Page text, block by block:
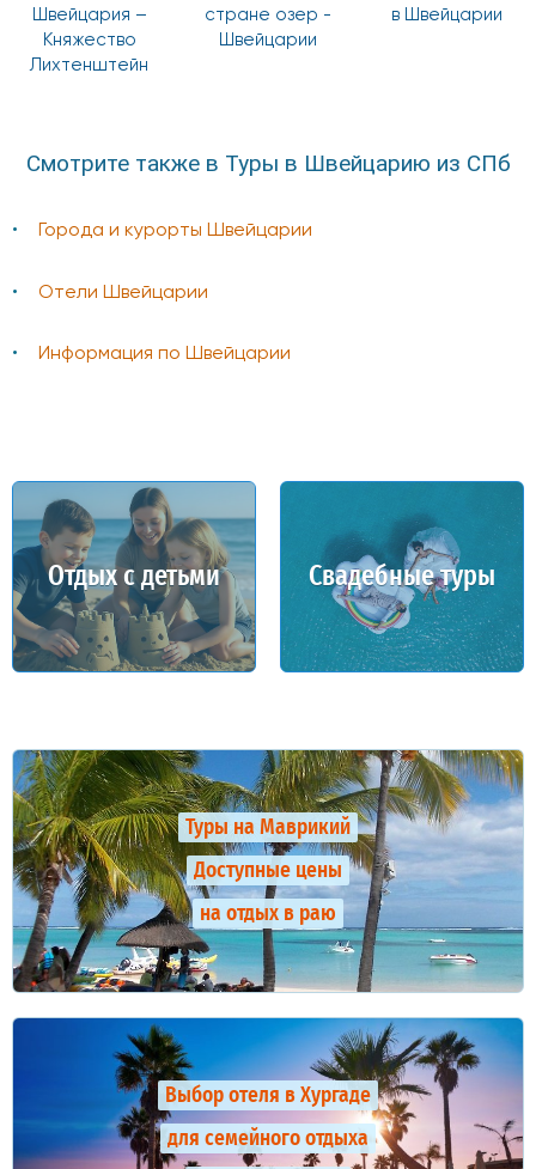
Швейцария –
Княжество
Лихтенштейн
стране озер -
Швейцарии
в Швейцарии
Смотрите также в Туры в Швейцарию из СПб
Города и курорты Швейцарии
Отели Швейцарии
Информация по Швейцарии
Отдых с детьми Свадебные туры
Туры на Маврикий
Доступные цены
на отдых в раю
Выбор отеля в Хургаде
для семейного отдыха